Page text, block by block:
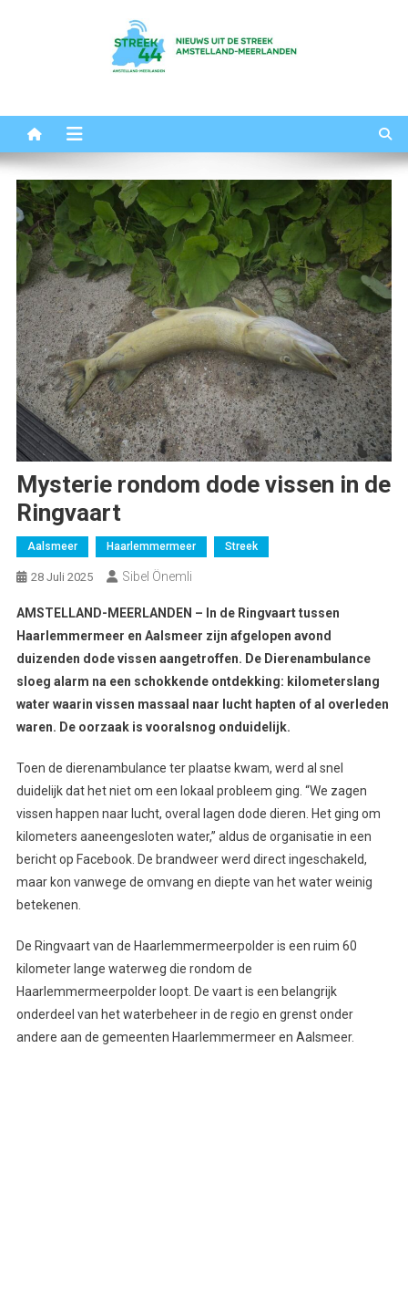
Mysterie rondom dode vissen in de
Ringvaart
Aalsmeer Haarlemmermeer Streek
28 Juli 2025 Sibel Önemli
AMSTELLAND-MEERLANDEN – In de Ringvaart tussen
Haarlemmermeer en Aalsmeer zijn afgelopen avond
duizenden dode vissen aangetroffen. De Dierenambulance
sloeg alarm na een schokkende ontdekking: kilometerslang
water waarin vissen massaal naar lucht hapten of al overleden
waren. De oorzaak is vooralsnog onduidelijk.
Toen de dierenambulance ter plaatse kwam, werd al snel
duidelijk dat het niet om een lokaal probleem ging. “We zagen
vissen happen naar lucht, overal lagen dode dieren. Het ging om
kilometers aaneengesloten water,” aldus de organisatie in een
bericht op Facebook. De brandweer werd direct ingeschakeld,
maar kon vanwege de omvang en diepte van het water weinig
betekenen.
De Ringvaart van de Haarlemmermeerpolder is een ruim 60
kilometer lange waterweg die rondom de
Haarlemmermeerpolder loopt. De vaart is een belangrijk
onderdeel van het waterbeheer in de regio en grenst onder
andere aan de gemeenten Haarlemmermeer en Aalsmeer.